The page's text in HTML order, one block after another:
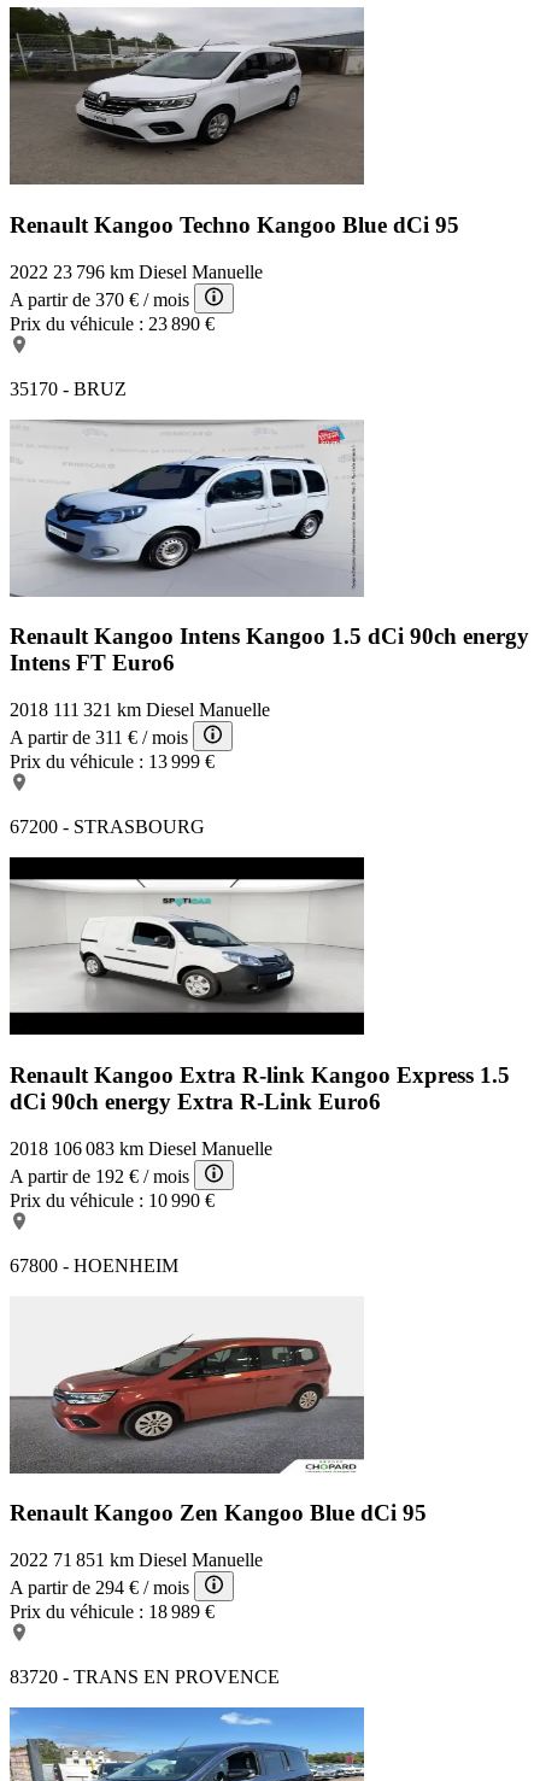
Renault Kangoo Techno Kangoo Blue dCi 95
2022 23 796 km Diesel Manuelle
A partir de 370 € / mois
Prix du véhicule : 23 890 €
35170 - BRUZ
Renault Kangoo Intens Kangoo 1.5 dCi 90ch energy
Intens FT Euro6
2018 111 321 km Diesel Manuelle
A partir de 311 € / mois
Prix du véhicule : 13 999 €
67200 - STRASBOURG
Renault Kangoo Extra R-link Kangoo Express 1.5
dCi 90ch energy Extra R-Link Euro6
2018 106 083 km Diesel Manuelle
A partir de 192 € / mois
Prix du véhicule : 10 990 €
67800 - HOENHEIM
Renault Kangoo Zen Kangoo Blue dCi 95
2022 71 851 km Diesel Manuelle
A partir de 294 € / mois
Prix du véhicule : 18 989 €
83720 - TRANS EN PROVENCE